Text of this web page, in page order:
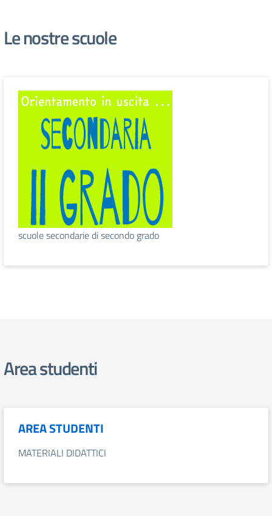
Le nostre scuole
scuole secondarie di secondo grado
Area studenti
AREA STUDENTI
MATERIALI DIDATTICI